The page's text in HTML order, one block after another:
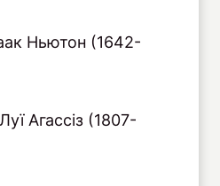
Ньютон (1642-
Агассіз (1807-